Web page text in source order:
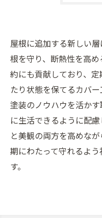
屋根に追加する新しい
根を守り、断熱性を高
約にも貢献しており、
たり状態を保てるカバ
塗装のノウハウを活か
に生活できるように配
と美観の両方を高めな
期にわたって守れるよ
す。